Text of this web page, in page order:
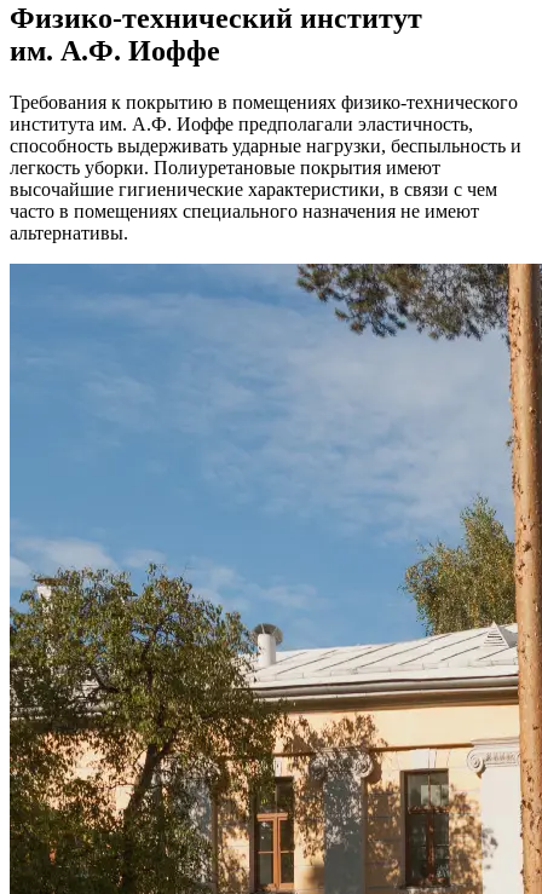
Физико-технический институт
им. А.Ф. Иоффе
Требования к покрытию в помещениях физико-технического
института им. А.Ф. Иоффе предполагали эластичность,
способность выдерживать ударные нагрузки, беспыльность и
легкость уборки. Полиуретановые покрытия имеют
высочайшие гигиенические характеристики, в связи с чем
часто в помещениях специального назначения не имеют
альтернативы.